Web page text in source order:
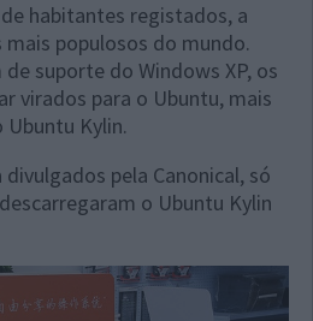
habitantes registados, a
mais populosos do mundo.
suporte do Windows XP, os
virados para o Ubuntu, mais
Kylin.
pela Canonical, só
o Ubuntu Kylin